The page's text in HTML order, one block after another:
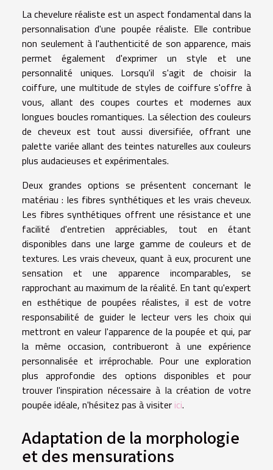
La chevelure réaliste est un aspect fondamental dans la
personnalisation d'une poupée réaliste. Elle contribue
non seulement à l'authenticité de son apparence, mais
permet également d'exprimer un style et une
personnalité uniques. Lorsqu'il s'agit de choisir la
coiffure, une multitude de styles de coiffure s'offre à
vous, allant des coupes courtes et modernes aux
longues boucles romantiques. La sélection des couleurs
de cheveux est tout aussi diversifiée, offrant une
palette variée allant des teintes naturelles aux couleurs
plus audacieuses et expérimentales.
Deux grandes options se présentent concernant le
matériau : les fibres synthétiques et les vrais cheveux.
Les fibres synthétiques offrent une résistance et une
facilité d'entretien appréciables, tout en étant
disponibles dans une large gamme de couleurs et de
textures. Les vrais cheveux, quant à eux, procurent une
sensation et une apparence incomparables, se
rapprochant au maximum de la réalité. En tant qu'expert
en esthétique de poupées réalistes, il est de votre
responsabilité de guider le lecteur vers les choix qui
mettront en valeur l'apparence de la poupée et qui, par
la même occasion, contribueront à une expérience
personnalisée et irréprochable. Pour une exploration
plus approfondie des options disponibles et pour
trouver l'inspiration nécessaire à la création de votre
poupée idéale, n'hésitez pas à visiter ici.
Adaptation de la morphologie
et des mensurations